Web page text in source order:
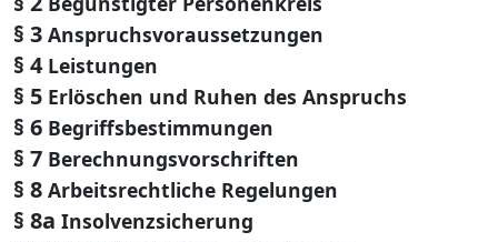
§ 3 Anspruchsvoraussetzungen
§ 4 Leistungen
§ 5 Erlöschen und Ruhen des Anspruchs
§ 6 Begriffsbestimmungen
§ 7 Berechnungsvorschriften
§ 8 Arbeitsrechtliche Regelungen
§ 8a Insolvenzsicherung